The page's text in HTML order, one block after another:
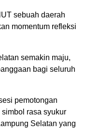
sebuah daerah
momentum refleksi
semakin maju,
bagi seluruh
pemotongan
rasa syukur
Selatan yang